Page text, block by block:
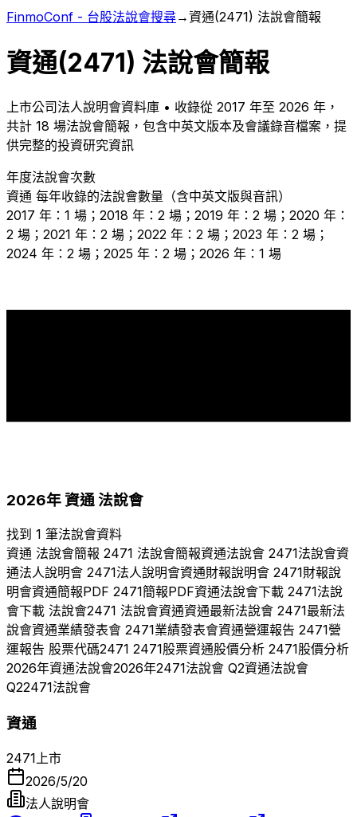
FinmoConf - 台股法說會搜尋→資通(2471) 法說會簡報
資通(2471) 法說會簡報
上市公司法人說明會資料庫 • 收錄從 2017 年至 2026 年，
共計 18 場法說會簡報，包含中英文版本及會議錄音檔案，提
供完整的投資研究資訊
年度法說會次數
資通 每年收錄的法說會數量（含中英文版與音訊）
2017 年：1 場；2018 年：2 場；2019 年：2 場；2020 年：
2 場；2021 年：2 場；2022 年：2 場；2023 年：2 場；
2024 年：2 場；2025 年：2 場；2026 年：1 場
2026年資通 法說會
找到 1 筆法說會資料
資通 法說會簡報 2471 法說會簡報資通法說會 2471法說會資
通法人說明會 2471法人說明會資通財報說明會 2471財報說
明會資通簡報PDF 2471簡報PDF資通法說會下載 2471法說
會下載 法說會2471 法說會資通資通最新法說會 2471最新法
說會資通業績發表會 2471業績發表會資通營運報告 2471營
運報告 股票代碼2471 2471股票資通股價分析 2471股價分析
2026年資通法說會2026年2471法說會 Q2資通法說會
Q22471法說會
資通
2471 上市
2026/5/20
法人說明會